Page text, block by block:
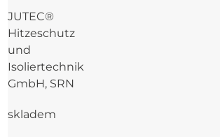
JUTEC®
Hitzeschutz
und
Isoliertechnik
GmbH, SRN
skladem